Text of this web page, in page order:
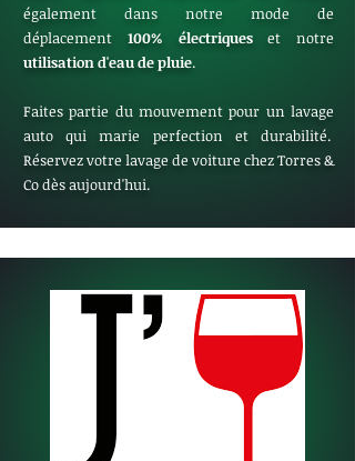
également dans notre mode de
déplacement 100% électriqueset notre
utilisation d'eau de pluie.
Faites partie du mouvement pour un lavage
auto qui marie perfection et durabilité.
Réservez votre lavage de voiture chez Torres &
Co dès aujourd'hui.